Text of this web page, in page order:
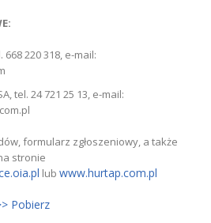
220 318, e-mail:
tel. 24 721 25 13, e-mail:
formularz zgłoszeniowy, a także
stronie
lub www.hurtap.com.pl
Pobierz